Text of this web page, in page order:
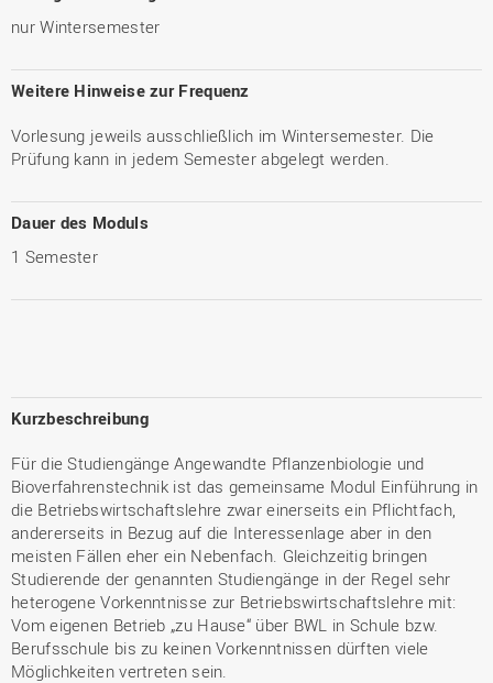
nur Wintersemester
Weitere Hinweise zur Frequenz
Vorlesung jeweils ausschließlich im Wintersemester. Die
Prüfung kann in jedem Semester abgelegt werden.
Dauer des Moduls
1 Semester
Kurzbeschreibung
Für die Studiengänge Angewandte Pflanzenbiologie und
Bioverfahrenstechnik ist das gemeinsame Modul Einführung in
die Betriebswirtschaftslehre zwar einerseits ein Pflichtfach,
andererseits in Bezug auf die Interessenlage aber in den
meisten Fällen eher ein Nebenfach. Gleichzeitig bringen
Studierende der genannten Studiengänge in der Regel sehr
heterogene Vorkenntnisse zur Betriebswirtschaftslehre mit:
Vom eigenen Betrieb „zu Hause“ über BWL in Schule bzw.
Berufsschule bis zu keinen Vorkenntnissen dürften viele
Möglichkeiten vertreten sein.